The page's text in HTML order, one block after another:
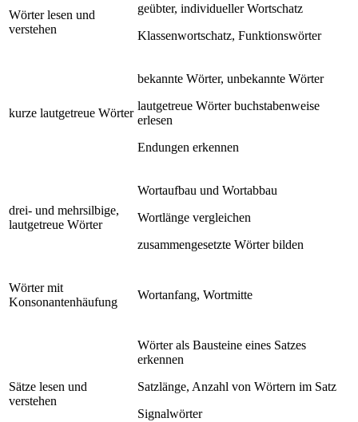
Wörter lesen und
verstehen
geübter, individueller Wortschatz
Klassenwortschatz, Funktionswörter
kurze lautgetreue Wörter
bekannte Wörter, unbekannte Wörter
lautgetreue Wörter buchstabenweise
erlesen
Endungen erkennen
drei- und mehrsilbige,
lautgetreue Wörter
Wortaufbau und Wortabbau
Wortlänge vergleichen
zusammengesetzte Wörter bilden
Wörter mit
Konsonantenhäufung
Wortanfang, Wortmitte
Sätze lesen und
verstehen
Wörter als Bausteine eines Satzes
erkennen
Satzlänge, Anzahl von Wörtern im Satz
Signalwörter